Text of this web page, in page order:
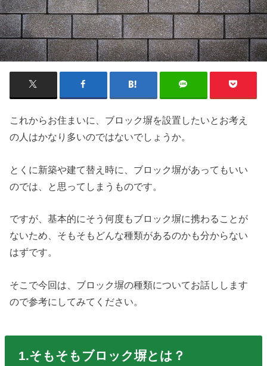
これからお住まいに、ブロック塀を設置したいとお考え
の人はかなり多いのではないでしょうか。
とくに新築や建て替え時に、ブロック塀があってもいい
のでは、と思ってしまうものです。
ですが、基本的にそう何度もブロック塀に携わることが
ないため、そもそもどんな種類があるのかも分からない
はずです。
そこで今回は、ブロック塀の種類についてお話しします
ので参考にしてみてください。
1.そもそもブロック塀とは？